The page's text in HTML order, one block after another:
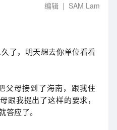
编辑 | SAM Lam
了，明天想去你单位看看
父母接到了海南，跟我住
跟我提出了这样的要求，
答应了。